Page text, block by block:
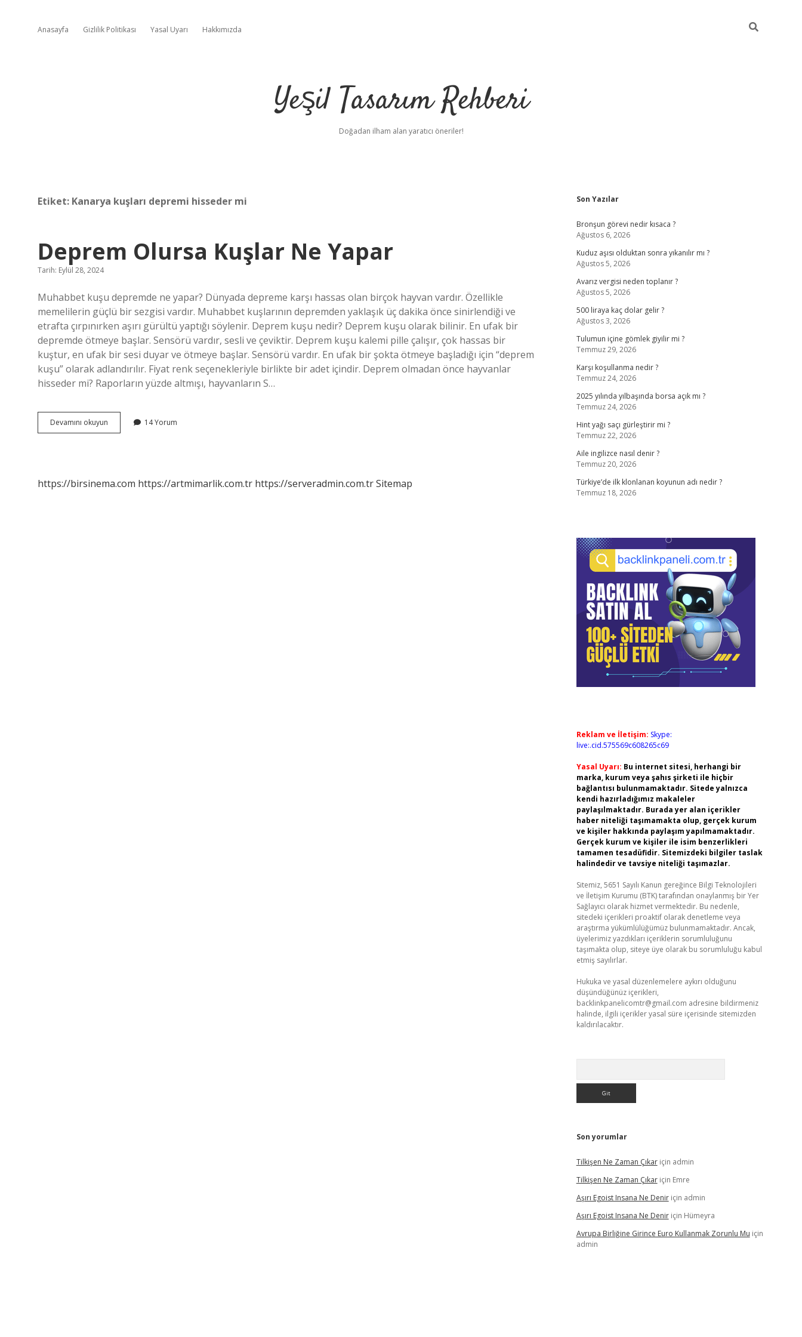
Anasayfa Gizlilik Politikası Yasal Uyarı Hakkımızda
Yeşil Tasarım Rehberi
Doğadan ilham alan yaratıcı öneriler!
Etiket: Kanarya kuşları depremi hisseder mi
Deprem Olursa Kuşlar Ne Yapar
Tarih: Eylül 28, 2024
Muhabbet kuşu depremde ne yapar? Dünyada depreme karşı hassas olan birçok hayvan vardır. Özellikle
memelilerin güçlü bir sezgisi vardır. Muhabbet kuşlarının depremden yaklaşık üç dakika önce sinirlendiği ve
etrafta çırpınırken aşırı gürültü yaptığı söylenir. Deprem kuşu nedir? Deprem kuşu olarak bilinir. En ufak bir
depremde ötmeye başlar. Sensörü vardır, sesli ve çeviktir. Deprem kuşu kalemi pille çalışır, çok hassas bir
kuştur, en ufak bir sesi duyar ve ötmeye başlar. Sensörü vardır. En ufak bir şokta ötmeye başladığı için “deprem
kuşu” olarak adlandırılır. Fiyat renk seçenekleriyle birlikte bir adet içindir. Deprem olmadan önce hayvanlar
hisseder mi? Raporların yüzde altmışı, hayvanların S…
Devamını okuyun Deprem
Olursa
14 Yorum
https://birsinema.com https://artmimarlik.com.tr https://serveradmin.com.trSitemap
Sidebar
Son Yazılar
Bronşun görevi nedir kısaca ?
Ağustos 6, 2026
Kuduz aşısı olduktan sonra yıkanılır mı ?
Ağustos 5, 2026
Avarız vergisi neden toplanır ?
Ağustos 5, 2026
500 liraya kaç dolar gelir ?
Ağustos 3, 2026
Tulumun içine gömlek giyilir mi ?
Temmuz 29, 2026
Karşı koşullanma nedir ?
Temmuz 24, 2026
2025 yılında yılbaşında borsa açık mı ?
Temmuz 24, 2026
Hint yağı saçı gürleştirir mi ?
Temmuz 22, 2026
Aile ingilizce nasıl denir ?
Temmuz 20, 2026
Türkiye’de ilk klonlanan koyunun adı nedir ?
Temmuz 18, 2026
Reklam ve İletişim: Skype:
live:.cid.575569c608265c69
Yasal Uyarı: Bu internet sitesi, herhangi bir
marka, kurum veya şahıs şirketi ile hiçbir
bağlantısı bulunmamaktadır. Sitede yalnızca
kendi hazırladığımız makaleler
paylaşılmaktadır. Burada yer alan içerikler
haber niteliği taşımamakta olup, gerçek kurum
ve kişiler hakkında paylaşım yapılmamaktadır.
Gerçek kurum ve kişiler ile isim benzerlikleri
tamamen tesadüfidir. Sitemizdeki bilgiler taslak
halindedir ve tavsiye niteliği taşımazlar.
Sitemiz, 5651 Sayılı Kanun gereğince Bilgi Teknolojileri
ve İletişim Kurumu (BTK) tarafından onaylanmış bir Yer
Sağlayıcı olarak hizmet vermektedir. Bu nedenle,
sitedeki içerikleri proaktif olarak denetleme veya
araştırma yükümlülüğümüz bulunmamaktadır. Ancak,
üyelerimiz yazdıkları içeriklerin sorumluluğunu
taşımakta olup, siteye üye olarak bu sorumluluğu kabul
etmiş sayılırlar.
Hukuka ve yasal düzenlemelere aykırı olduğunu
düşündüğünüz içerikleri,
backlinkpanelicomtr@gmail.com adresine bildirmeniz
halinde, ilgili içerikler yasal süre içerisinde sitemizden
kaldırılacaktır.
Son yorumlar
Tilkişen Ne Zaman Çıkariçin admin
Tilkişen Ne Zaman Çıkariçin Emre
Aşırı Egoist Insana Ne Deniriçin admin
Aşırı Egoist Insana Ne Deniriçin Hümeyra
Avrupa Birliğine Girince Euro Kullanmak Zorunlu Mu için
admin